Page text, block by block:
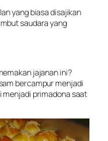
yang biasa disajikan
saudara yang
jajanan ini?
bercampur menjadi
menjadi primadona saat